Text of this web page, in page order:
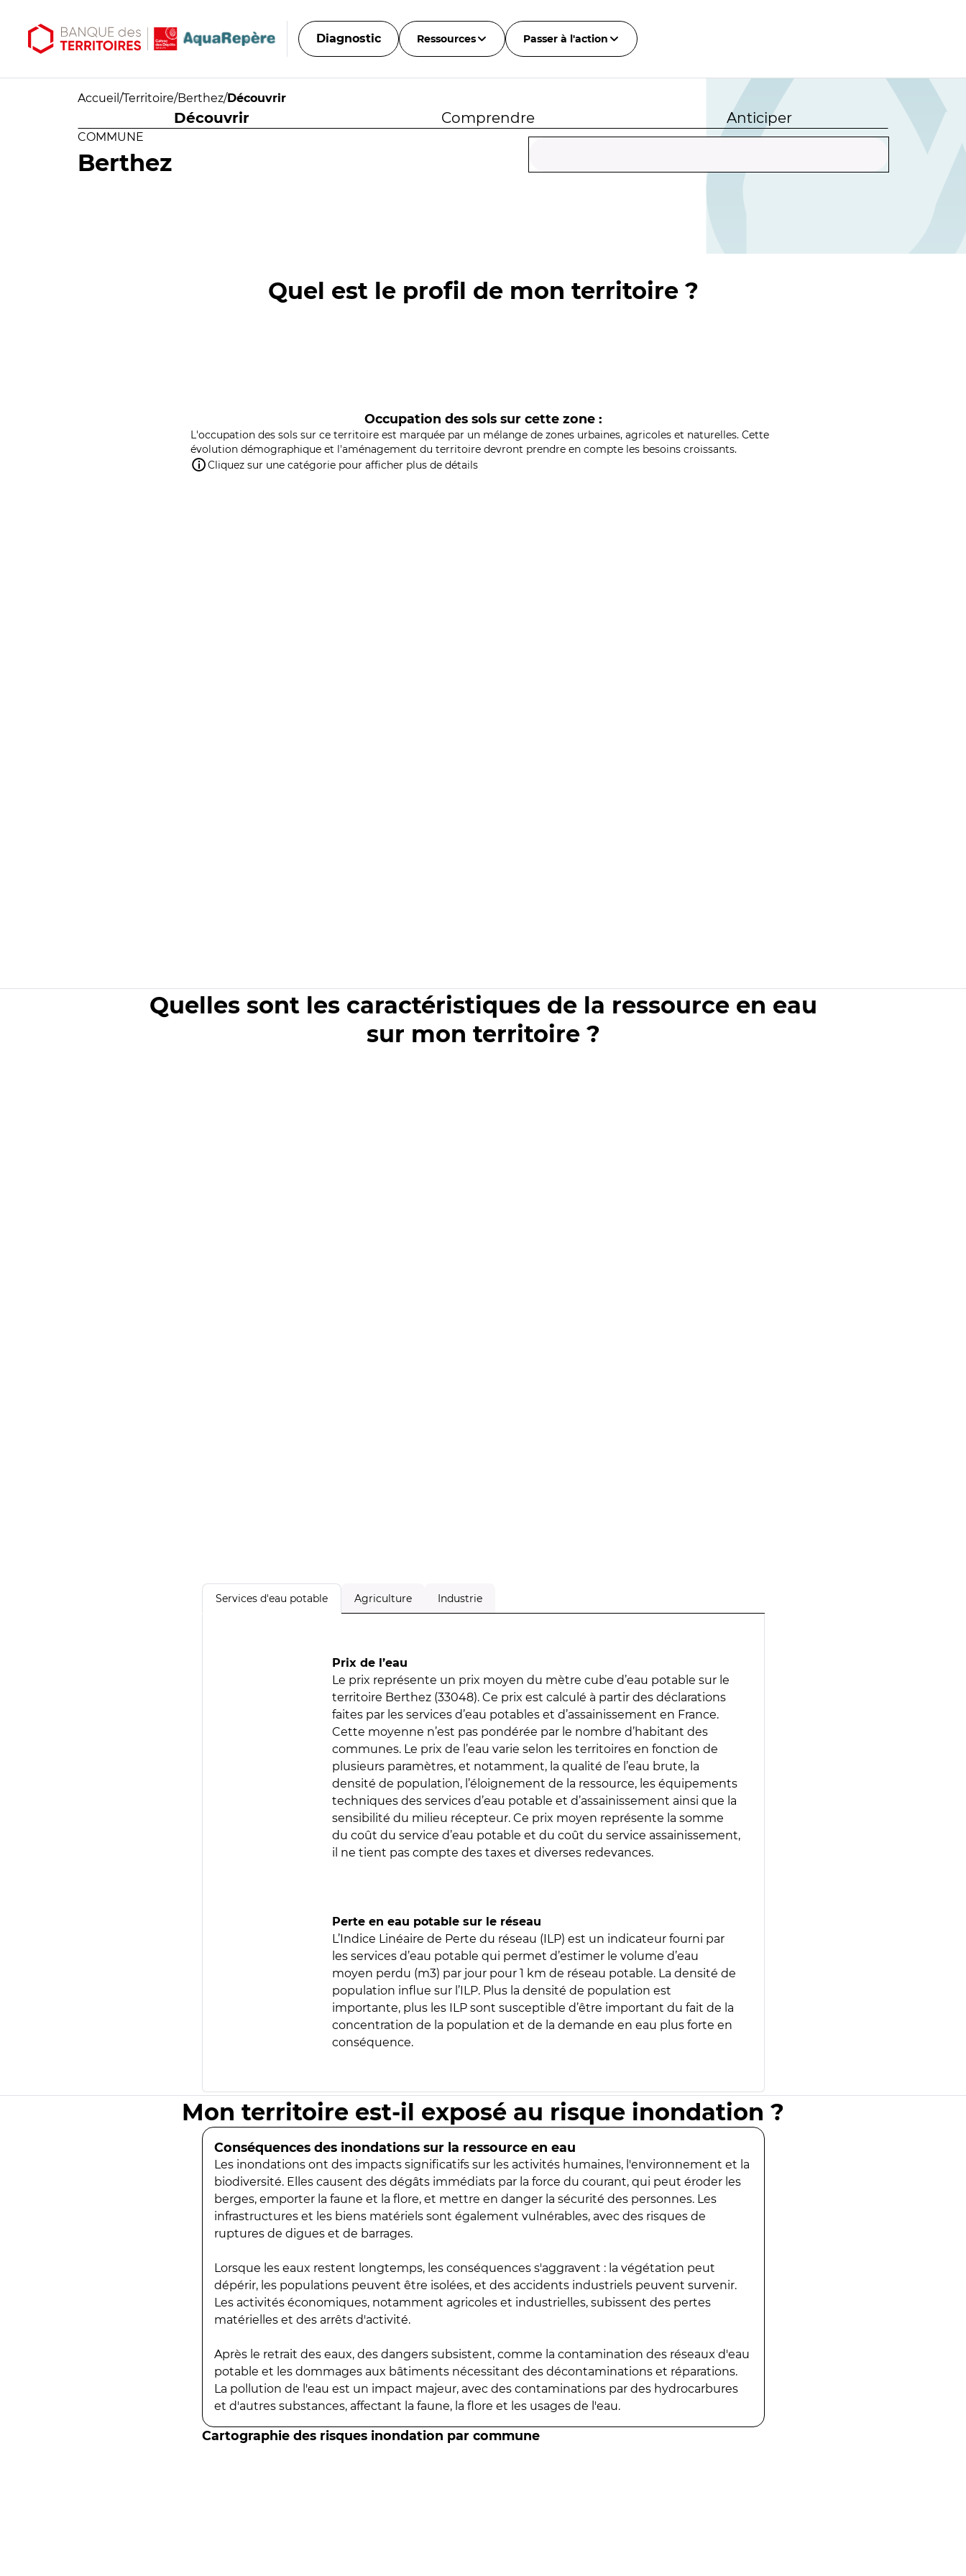
Diagnostic Ressources Passer à l'action
Accueil /Territoire/Berthez/Découvrir
Découvrir Comprendre Anticiper
COMMUNE
Berthez
Quel est le profil de mon territoire ?
Occupation des sols sur cette zone :
L'occupation des sols sur ce territoire est marquée par un mélange de zones urbaines, agricoles et naturelles. Cette
évolution démographique et l'aménagement du territoire devront prendre en compte les besoins croissants.
Cliquez sur une catégorie pour afficher plus de détails
Quelles sont les caractéristiques de la ressource en eau
sur mon territoire ?
Services d'eau potable Agriculture Industrie
Prix de l’eau
Le prix représente un prix moyen du mètre cube d’eau potable sur le
territoire Berthez (33048). Ce prix est calculé à partir des déclarations
faites par les services d’eau potables et d’assainissement en France.
Cette moyenne n’est pas pondérée par le nombre d’habitant des
communes. Le prix de l’eau varie selon les territoires en fonction de
plusieurs paramètres, et notamment, la qualité de l’eau brute, la
densité de population, l’éloignement de la ressource, les équipements
techniques des services d’eau potable et d’assainissement ainsi que la
sensibilité du milieu récepteur. Ce prix moyen représente la somme
du coût du service d’eau potable et du coût du service assainissement,
il ne tient pas compte des taxes et diverses redevances.
Perte en eau potable sur le réseau
L’Indice Linéaire de Perte du réseau (ILP) est un indicateur fourni par
les services d’eau potable qui permet d’estimer le volume d’eau
moyen perdu (m3) par jour pour 1 km de réseau potable. La densité de
population influe sur l’ILP. Plus la densité de population est
importante, plus les ILP sont susceptible d’être important du fait de la
concentration de la population et de la demande en eau plus forte en
conséquence.
Mon territoire est-il exposé au risque inondation ?
Conséquences des inondations sur la ressource en eau
Les inondations ont des impacts significatifs sur les activités humaines, l'environnement et la
biodiversité. Elles causent des dégâts immédiats par la force du courant, qui peut éroder les
berges, emporter la faune et la flore, et mettre en danger la sécurité des personnes. Les
infrastructures et les biens matériels sont également vulnérables, avec des risques de
ruptures de digues et de barrages.
Lorsque les eaux restent longtemps, les conséquences s'aggravent : la végétation peut
dépérir, les populations peuvent être isolées, et des accidents industriels peuvent survenir.
Les activités économiques, notamment agricoles et industrielles, subissent des pertes
matérielles et des arrêts d'activité.
Après le retrait des eaux, des dangers subsistent, comme la contamination des réseaux d'eau
potable et les dommages aux bâtiments nécessitant des décontaminations et réparations.
La pollution de l'eau est un impact majeur, avec des contaminations par des hydrocarbures
et d'autres substances, affectant la faune, la flore et les usages de l'eau.
Cartographie des risques inondation par commune